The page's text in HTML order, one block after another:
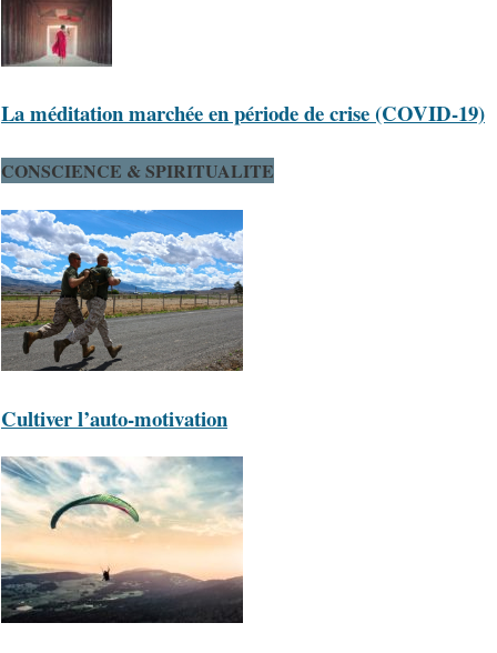
La méditation marchée en période de crise (COVID-19)
CONSCIENCE & SPIRITUALITE
Cultiver l’auto-motivation